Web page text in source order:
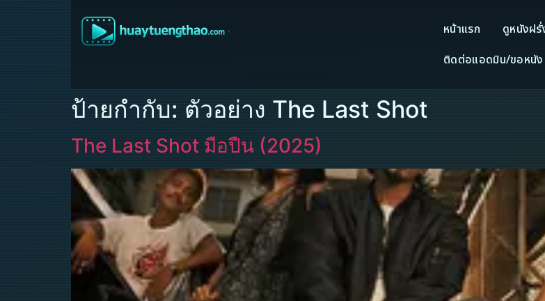
หน้าแรก ดูหนังฝรั่
ติดต่อแอดมิน/ขอหนัง
ป้ายกำกับ: ตัวอย่าง The Last Shot
The Last Shot มือปืน (2025)